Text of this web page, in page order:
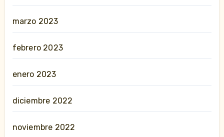
marzo 2023
febrero 2023
enero 2023
diciembre 2022
noviembre 2022